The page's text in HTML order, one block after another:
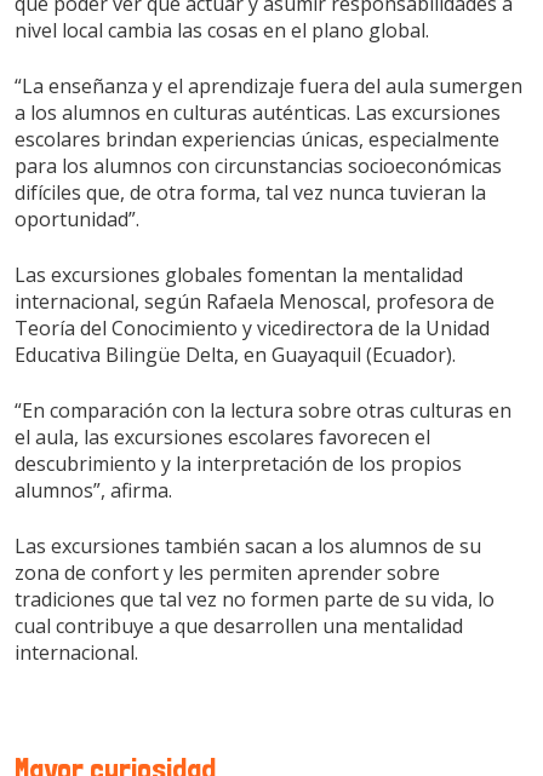
nivel local cambia las cosas en el plano global.
“La enseñanza y el aprendizaje fuera del aula sumergen
a los alumnos en culturas auténticas. Las excursiones
escolares brindan experiencias únicas, especialmente
para los alumnos con circunstancias socioeconómicas
difíciles que, de otra forma, tal vez nunca tuvieran la
oportunidad”.
Las excursiones globales fomentan la mentalidad
internacional, según Rafaela Menoscal, profesora de
Teoría del Conocimiento y vicedirectora de la Unidad
Educativa Bilingüe Delta, en Guayaquil (Ecuador).
“En comparación con la lectura sobre otras culturas en
el aula, las excursiones escolares favorecen el
descubrimiento y la interpretación de los propios
alumnos”, afirma.
Las excursiones también sacan a los alumnos de su
zona de confort y les permiten aprender sobre
tradiciones que tal vez no formen parte de su vida, lo
cual contribuye a que desarrollen una mentalidad
internacional.
Mayor curiosidad